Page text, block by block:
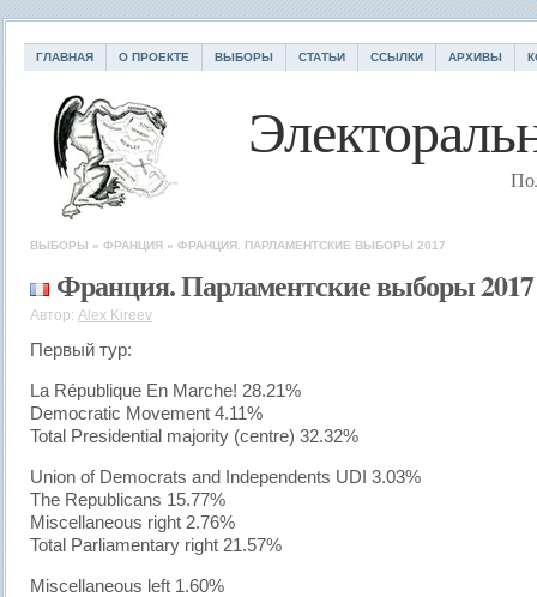
ГЛАВНАЯ О ПРОЕКТЕ ВЫБОРЫ СТАТЬИ ССЫЛКИ АРХИВЫ
ВЫБОРЫ » ФРАНЦИЯ » ФРАНЦИЯ. ПАРЛАМЕНТСКИЕ ВЫБОРЫ 2017
Франция. Парламентские выборы 2017
Автор: Alex Kireev
Первый тур:
La République En Marche! 28.21%
Democratic Movement 4.11%
Total Presidential majority (centre) 32.32%
Union of Democrats and Independents UDI 3.03%
The Republicans 15.77%
Miscellaneous right 2.76%
Total Parliamentary right 21.57%
Miscellaneous left 1.60%